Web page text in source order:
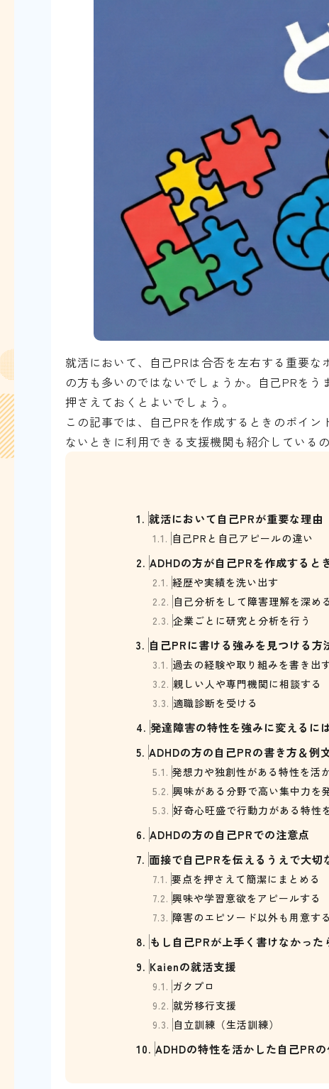
就活において、自己PRは合否を左右する重要な
の方も多いのではないでしょうか。自己PRを
押さえておくとよいでしょう。
この記事では、自己PRを作成するときのポイ
ないときに利用できる支援機関も紹介している
1. 就活において自己PRが重要な理由
1.1. 自己PRと自己アピールの違い
2. ADHDの方が自己PRを作成すると
2.1. 経歴や実績を洗い出す
2.2. 自己分析をして障害理解を深める
2.3. 企業ごとに研究と分析を行う
3. 自己PRに書ける強みを見つける方
3.1. 過去の経験や取り組みを書き出
3.2. 親しい人や専門機関に相談する
3.3. 適職診断を受ける
4. 発達障害の特性を強みに変えるに
5. ADHDの方の自己PRの書き方＆例
5.1. 発想力や独創性がある特性を活
5.2. 興味がある分野で高い集中力を
5.3. 好奇心旺盛で行動力がある特性
6. ADHDの方の自己PRでの注意点
7. 面接で自己PRを伝えるうえで大切
7.1. 要点を押さえて簡潔にまとめる
7.2. 興味や学習意欲をアピールする
7.3. 障害のエピソード以外も用意する
8. もし自己PRが上手く書けなかった
9. Kaienの就活支援
9.1. ガクプロ
9.2. 就労移行支援
9.3. 自立訓練（生活訓練）
10. ADHDの特性を活かした自己PR